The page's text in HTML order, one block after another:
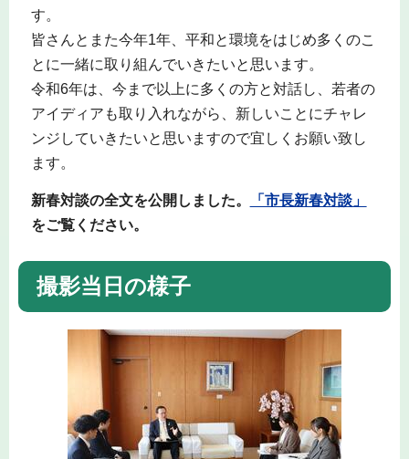
す。
皆さんとまた今年1年、平和と環境をはじめ多くのこ
とに一緒に取り組んでいきたいと思います。
令和6年は、今まで以上に多くの方と対話し、若者の
アイディアも取り入れながら、新しいことにチャレ
ンジしていきたいと思いますので宜しくお願い致し
ます。
新春対談の全文を公開しました。
「市長新春対談」
をご覧ください。
撮影当日の様子